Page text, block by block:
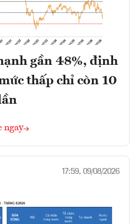
gần 48%, định
thấp chỉ còn 10
ngay
17:59, 09/08/2026